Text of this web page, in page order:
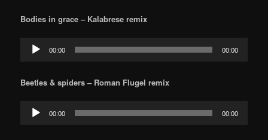
Bodies in grace – Kalabrese remix
Audio
Player
00:00 00:00
Beetles & spiders – Roman Flugel remix
Audio
Player
00:00 00:00